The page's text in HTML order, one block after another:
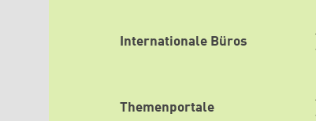
Internationale Büros
Themenportale